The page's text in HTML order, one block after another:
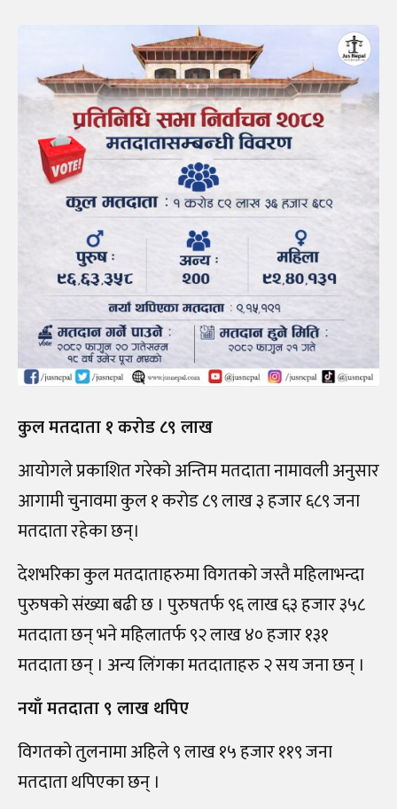
कुल मतदाता १ करोड ८९ लाख
आयोगले प्रकाशित गरेको अन्तिम मतदाता नामावली अनुसार
आगामी चुनावमा कुल १ करोड ८९ लाख ३ हजार ६८९ जना
मतदाता रहेका छन्।
देशभरिका कुल मतदाताहरुमा विगतको जस्तै महिलाभन्दा
पुरुषको संख्या बढी छ । पुरुषतर्फ ९६ लाख ६३ हजार ३५८
मतदाता छन् भने महिलातर्फ ९२ लाख ४० हजार १३१
मतदाता छन् । अन्य लिंगका मतदाताहरु २ सय जना छन् ।
नयाँ मतदाता ९ लाख थपिए
विगतको तुलनामा अहिले ९ लाख १५ हजार ११९ जना
मतदाता थपिएका छन् ।